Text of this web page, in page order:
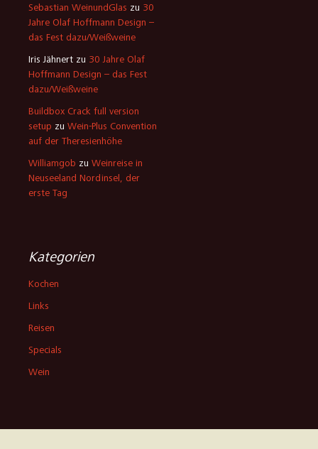
Sebastian WeinundGlas zu 30
Jahre Olaf Hoffmann Design –
das Fest dazu/Weißweine
Iris Jähnert zu 30 Jahre Olaf
Hoffmann Design – das Fest
dazu/Weißweine
Buildbox Crack full version
setup zu Wein-Plus Convention
auf der Theresienhöhe
Williamgob zu Weinreise in
Neuseeland Nordinsel, der
erste Tag
Kategorien
Kochen
Links
Reisen
Specials
Wein